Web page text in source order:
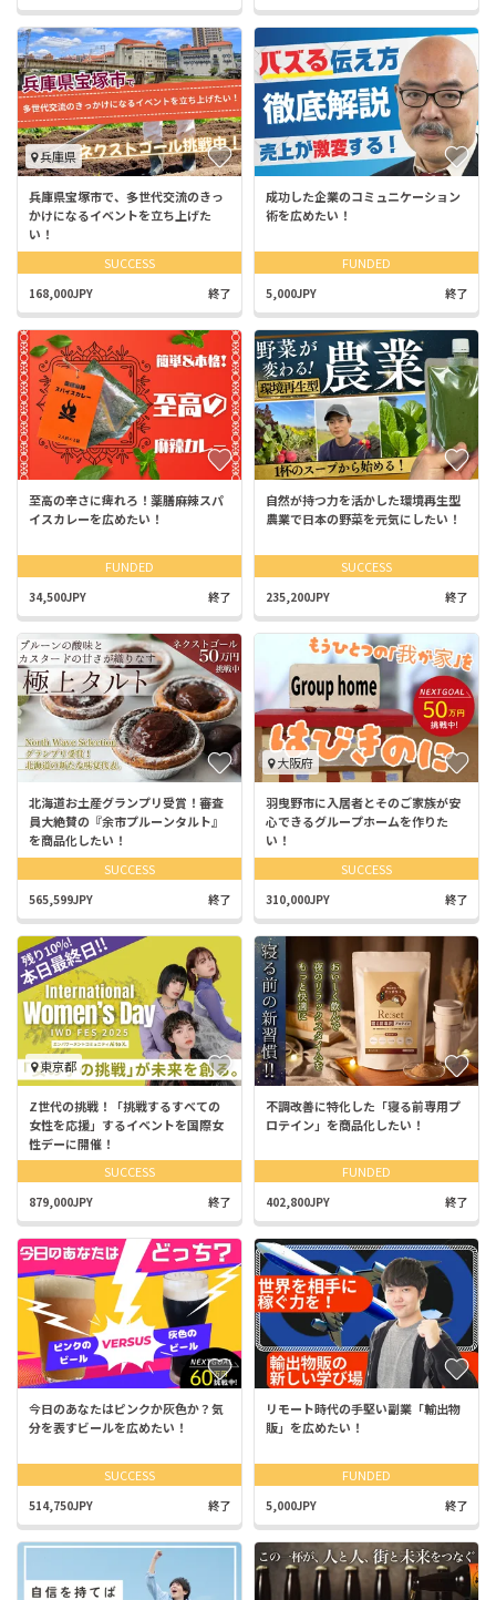
兵庫県
兵庫県宝塚市で、多世代交流のきっ
かけになるイベントを立ち上げた
い！
SUCCESS
168,000JPY 終了
成功した企業のコミュニケーション
術を広めたい！
FUNDED
5,000JPY 終了
至高の辛さに痺れろ！薬膳麻辣スパ
イスカレーを広めたい！
FUNDED
34,500JPY 終了
自然が持つ力を活かした環境再生型
農業で日本の野菜を元気にしたい！
SUCCESS
235,200JPY 終了
北海道お土産グランプリ受賞！審査
員大絶賛の『余市プルーンタルト』
を商品化したい！
SUCCESS
565,599JPY 終了
大阪府
羽曳野市に入居者とそのご家族が安
心できるグループホームを作りた
い！
SUCCESS
310,000JPY 終了
東京都
Z世代の挑戦！「挑戦するすべての
女性を応援」するイベントを国際女
性デーに開催！
SUCCESS
879,000JPY 終了
不調改善に特化した「寝る前専用プ
ロテイン」を商品化したい！
FUNDED
402,800JPY 終了
今日のあなたはピンクか灰色か？気
分を表すビールを広めたい！
SUCCESS
514,750JPY 終了
リモート時代の手堅い副業「輸出物
販」を広めたい！
FUNDED
5,000JPY 終了